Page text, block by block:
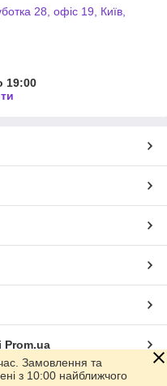
28, офіс 19, Київ,
19:00
Prom.ua
Замовлення та
з 10:00 найближчого